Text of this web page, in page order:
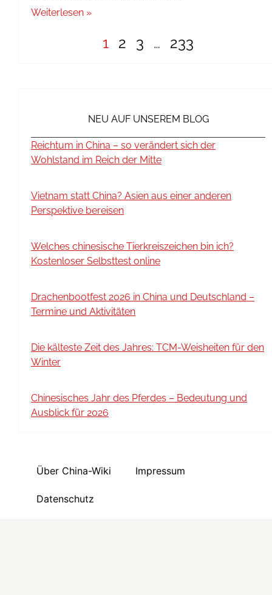
Weiterlesen »
1 2 3 … 233
NEU AUF UNSEREM BLOG
Reichtum in China – so verändert sich der
Wohlstand im Reich der Mitte
Vietnam statt China? Asien aus einer anderen
Perspektive bereisen
Welches chinesische Tierkreiszeichen bin ich?
Kostenloser Selbsttest online
Drachenbootfest 2026 in China und Deutschland –
Termine und Aktivitäten
Die kälteste Zeit des Jahres: TCM-Weisheiten für den
Winter
Chinesisches Jahr des Pferdes – Bedeutung und
Ausblick für 2026
Über China-Wiki Impressum
Datenschutz